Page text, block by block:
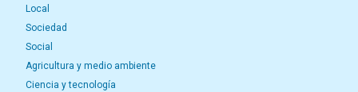
Local
Sociedad
Social
Agricultura y medio ambiente
Ciencia y tecnología